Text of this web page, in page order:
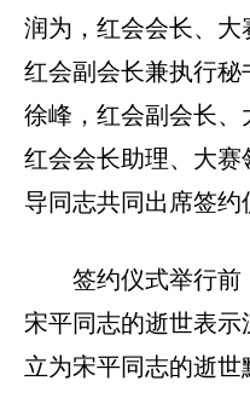
润为，红会会长、大
红会副会长兼执行秘
徐峰，红会副会长、
红会会长助理、大
导同志共同出席签约
签约仪式举行前
宋平同志的逝世表
立为宋平同志的逝世